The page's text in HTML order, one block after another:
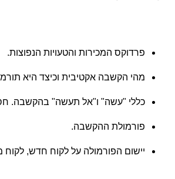
פרדוקס המכירות והטעויות הנפוצות.
מהי הקשבה אקטיבית וכיצד היא
כללי "עשה" ו"אל תעשה" בהקשבה.
פורמולת ההקשבה.
יישום הפורמולה על לקוח חדש, לקוח